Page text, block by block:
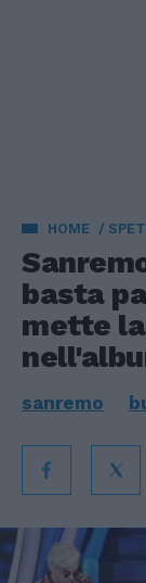
HOME
basta
mette
sanremo